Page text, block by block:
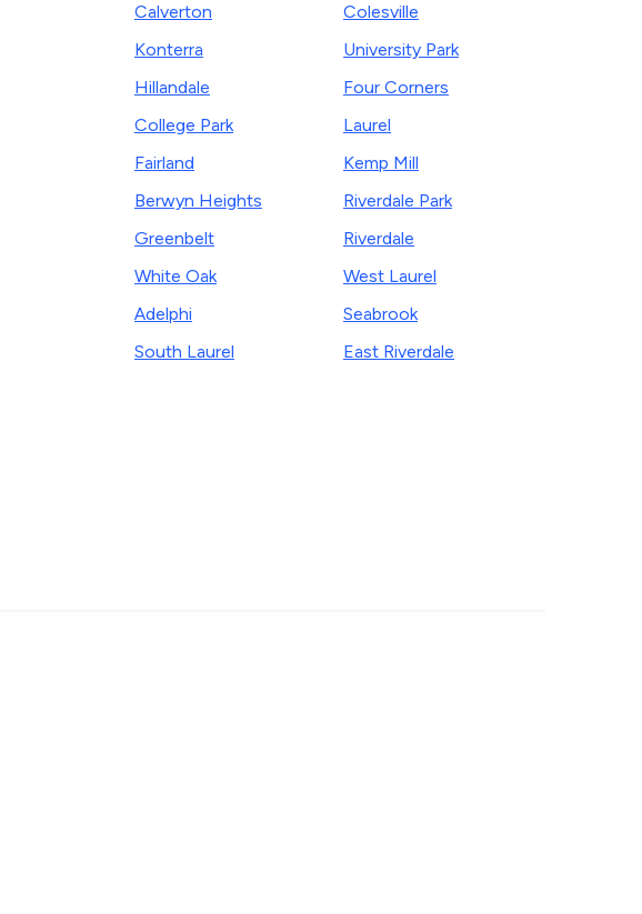
Calverton
Konterra
Hillandale
College Park
Fairland
Berwyn Heights
Greenbelt
White Oak
Adelphi
South Laurel
Colesville
University Park
Four Corners
Laurel
Kemp Mill
Riverdale Park
Riverdale
West Laurel
Seabrook
East Riverdale